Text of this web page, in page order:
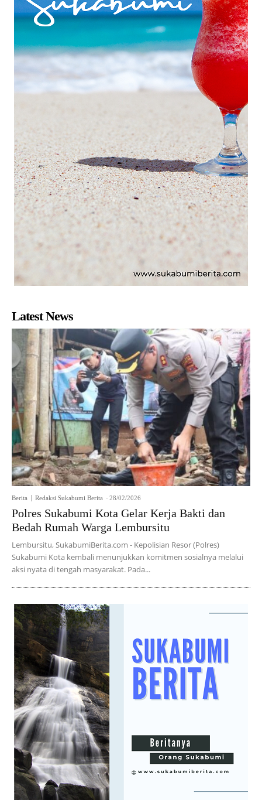
Latest News
Berita Redaksi Sukabumi Berita - 28/02/2026
Polres Sukabumi Kota Gelar Kerja Bakti dan
Bedah Rumah Warga Lembursitu
Lembursitu, SukabumiBerita.com - Kepolisian Resor (Polres)
Sukabumi Kota kembali menunjukkan komitmen sosialnya melalui
aksi nyata di tengah masyarakat. Pada...